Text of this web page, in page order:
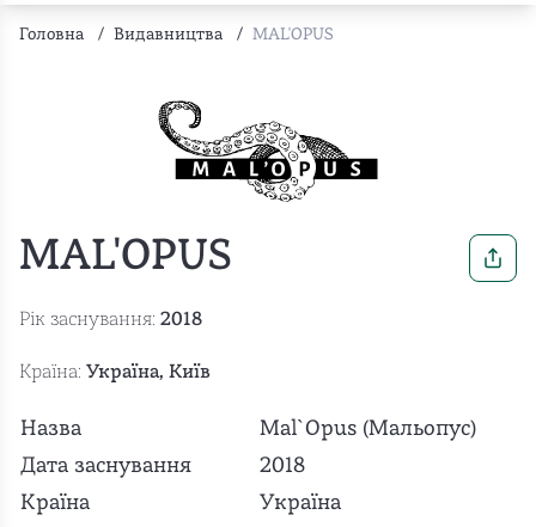
Головна / Видавництва / MAL'OPUS
MAL'OPUS
Рік заснування: 2018
Країна: Україна, Київ
Назва
Mal`Opus (Мальопус)
Дата заснування
2018
Країна
Україна